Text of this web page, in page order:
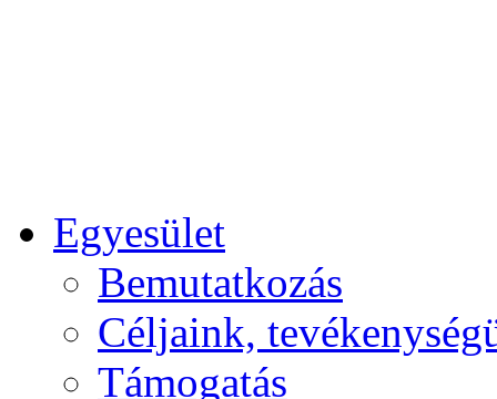
Egyesület
Bemutatkozás
Céljaink,
Támogatás